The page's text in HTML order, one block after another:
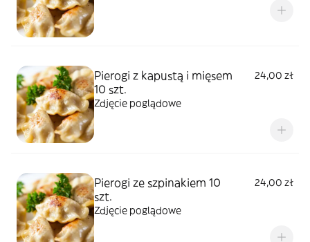
Pierogi z kapustą i mięsem
10 szt.
24,00 zł
Zdjęcie poglądowe
Pierogi ze szpinakiem 10
szt.
24,00 zł
Zdjęcie poglądowe